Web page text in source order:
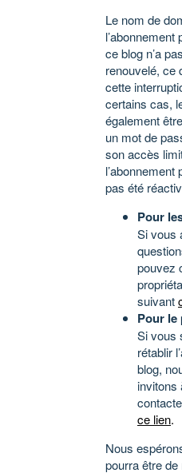
Le nom de
l’abonnement
ce blog n’a
renouvelé, ce
cette
certains cas,
également
un mot de
son accès
l’abonnement
pas été
Pour
Si vous
pouvez
suivant
Pour le
Si vous
rétablir
blog,
invitons
ce lien.
Nous
pourra être de